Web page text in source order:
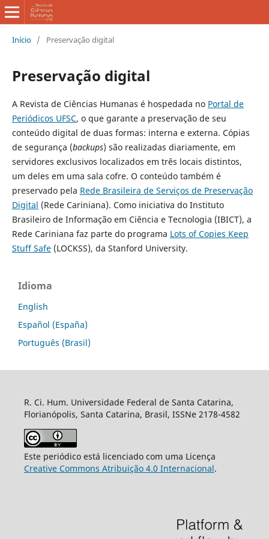
Início / Preservação digital
Preservação digital
A Revista de Ciências Humanas é hospedada no Portal de
Periódicos UFSC, o que garante a preservação de seu
conteúdo digital de duas formas: interna e externa. Cópias
de segurança (backups) são realizadas diariamente, em
servidores exclusivos localizados em três locais distintos,
um deles em uma sala cofre. O conteúdo também é
preservado pela Rede Brasileira de Serviços de Preservação
Digital (Rede Cariniana). Como iniciativa do Instituto
Brasileiro de Informação em Ciência e Tecnologia (IBICT), a
Rede Cariniana faz parte do programa Lots of Copies Keep
Stuff Safe(LOCKSS), da Stanford University.
Idioma
English
Español (España)
Português (Brasil)
R. Ci. Hum. Universidade Federal de Santa Catarina,
Florianópolis, Santa Catarina, Brasil, ISSNe 2178-4582
Este periódico está licenciado com uma Licença
Creative Commons Atribuição 4.0 Internacional.